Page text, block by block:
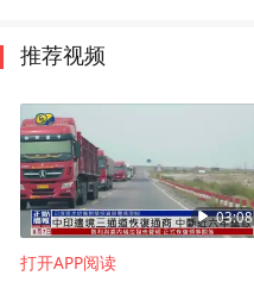
推荐视频
03:08
打开APP阅读